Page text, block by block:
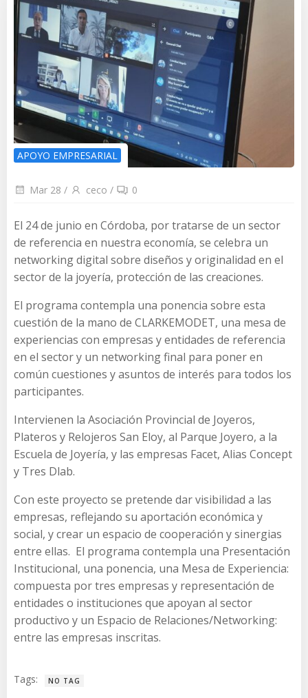
APOYO EMPRESARIAL
Mar 28 / ceco / 0
El 24 de junio en Córdoba, por tratarse de un sector
de referencia en nuestra economía, se celebra un
networking digital sobre diseños y originalidad en el
sector de la joyería, protección de las creaciones.
El programa contempla una ponencia sobre esta
cuestión de la mano de CLARKEMODET, una mesa de
experiencias con empresas y entidades de referencia
en el sector y un networking final para poner en
común cuestiones y asuntos de interés para todos los
participantes.
Intervienen la Asociación Provincial de Joyeros,
Plateros y Relojeros San Eloy, al Parque Joyero, a la
Escuela de Joyería, y las empresas Facet, Alias Concept
y Tres Dlab.
Con este proyecto se pretende dar visibilidad a las
empresas, reflejando su aportación económica y
social, y crear un espacio de cooperación y sinergias
entre ellas. El programa contempla una Presentación
Institucional, una ponencia, una Mesa de Experiencia:
compuesta por tres empresas y representación de
entidades o instituciones que apoyan al sector
productivo y un Espacio de Relaciones/Networking:
entre las empresas inscritas.
Tags: NO TAG